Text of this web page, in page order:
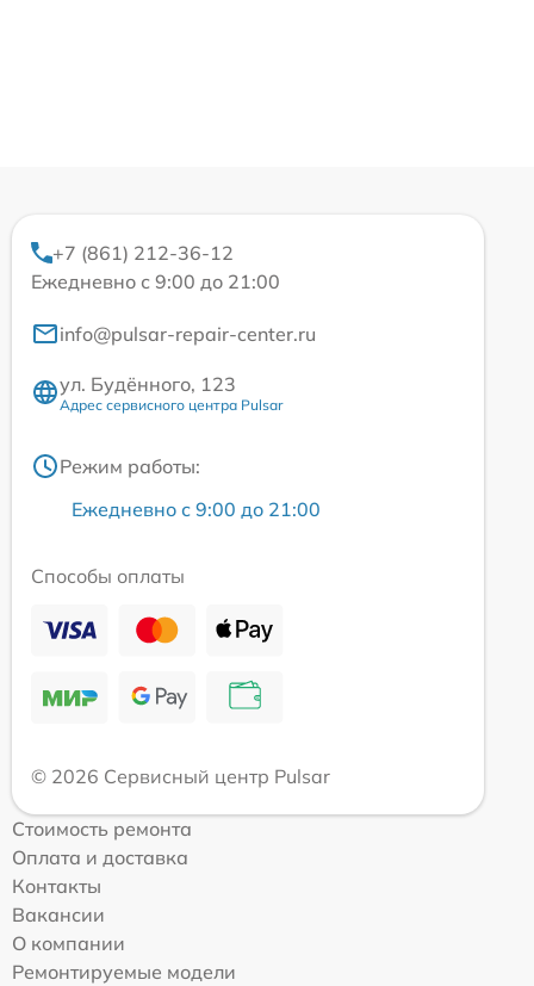
+7 (861) 212-36-12
Ежедневно с 9:00 до 21:00
info@pulsar-repair-center.ru
ул. Будённого, 123
Адрес сервисного центра Pulsar
Режим работы:
Ежедневно с 9:00 до 21:00
Способы оплаты
© 2026 Сервисный центр Pulsar
Стоимость ремонта
Оплата и доставка
Контакты
Вакансии
О компании
Ремонтируемые модели